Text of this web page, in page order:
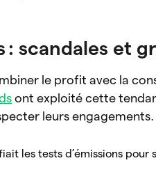
scandales et
le profit avec la
ont exploité cette
leurs engagements.
les tests d’émissions